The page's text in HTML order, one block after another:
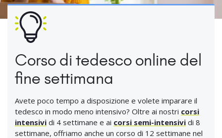
Corso di tedesco online del
fine settimana
Avete poco tempo a disposizione e volete imparare il
tedesco in modo meno intensivo? Oltre ai nostri corsi
intensivi di 4 settimane e ai corsi semi-intensivi di 8
settimane, offriamo anche un corso di 12 settimane nel